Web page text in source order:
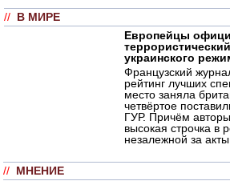
// В МИРЕ
Европейцы
украинского
Французский
рейтинг лучших
место заняла
четвёртое
ГУР. Причём
высокая строчка в
незалежной за
// МНЕНИЕ